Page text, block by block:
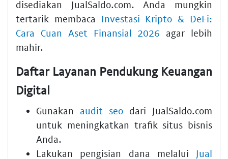
disediakan JualSaldo.com. Anda mungkin
tertarik membaca Investasi Kripto & DeFi:
Cara Cuan Aset Finansial 2026 agar lebih
mahir.
Daftar Layanan Pendukung Keuangan
Digital
Gunakan audit seo dari JualSaldo.com
untuk meningkatkan trafik situs bisnis
Anda.
Lakukan pengisian dana melalui Jual